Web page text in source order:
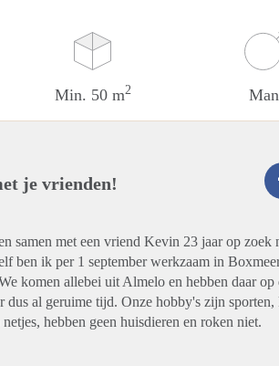
Min. 50 m2 Man
je vrienden!
samen met een vriend Kevin 23 jaar op zoek
ben ik per 1 september werkzaam in
komen allebei uit Almelo en hebben daar
dus al geruime tijd. Onze hobby's zijn
hebben geen huisdieren en roken niet.